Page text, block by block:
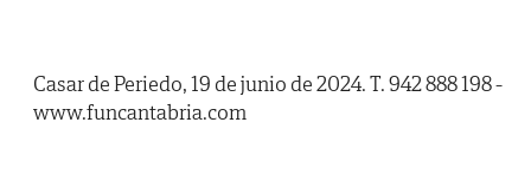
Casar de Periedo, 19 de junio de 2024. T. 942 888 198 -
www.funcantabria.com